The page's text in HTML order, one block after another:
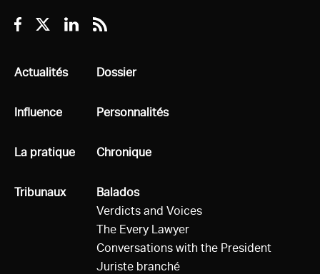
Facebook
TwitterLinkedin
RSS
Tous
Actualités
Tous
Influence
Tous
La pratique
Tous
Tribunaux
Tous
Dossier
Tous
Personnalités
Tous
Chronique
Tous
Balados
Verdicts and Voices
The Every Lawyer
Conversations with the President
Juriste branché